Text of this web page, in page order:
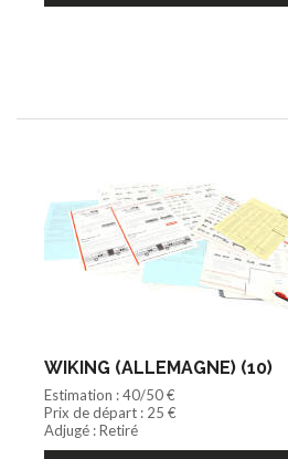
WIKING (ALLEMAGNE) (10)
Estimation : 40/50 €
Prix de départ : 25 €
Adjugé : Retiré